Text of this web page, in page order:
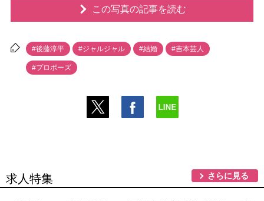
この写真の記事を読む
#後藤淳平 #ジャルジャル #結婚 #吉本芸人
#プロポーズ
求人特集 さらに見る